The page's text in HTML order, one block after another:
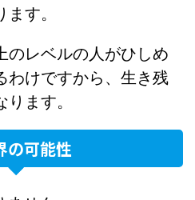
す。
のレベルの人がひしめ
わけですから、生き残
ます。
の可能性